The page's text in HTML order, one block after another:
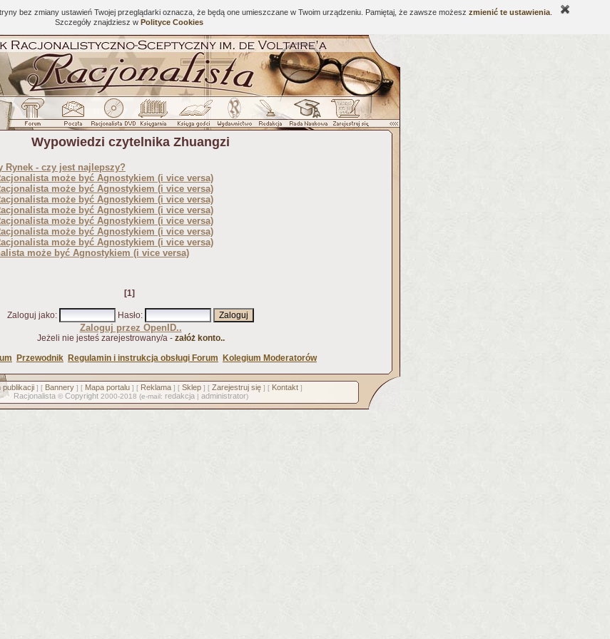
bez zmiany ustawień Twojej przeglądarki oznacza, że będą one umieszczane w Twoim urządzeniu. Pamiętaj, że zawsze możesz zmienić te ustawienia
Szczegóły znajdziesz w Polityce Cookies
Wypowiedzi czytelnika Zhuangzi
Rynek - czy jest najlepszy?
może być Agnostykiem (i vice versa)
może być Agnostykiem (i vice versa)
może być Agnostykiem (i vice versa)
może być Agnostykiem (i vice versa)
może być Agnostykiem (i vice versa)
może być Agnostykiem (i vice versa)
może być Agnostykiem (i vice versa)
może być Agnostykiem (i vice versa)
[1]
Zaloguj jako: Hasło:
Zaloguj przez OpenID..
Jeżeli nie jesteś zarejestrowany/a - załóż konto..
Przewodnik Regulamin i instrukcja obsługi Forum Kolegium Moderatorów
publikacji] [ Bannery] [ Mapa portalu] [ Reklama] [ Sklep] [ Zarejestruj się] [ Kontakt]
Racjonalista © Copyright 2000-2018 (e-mail: redakcja | administrator)